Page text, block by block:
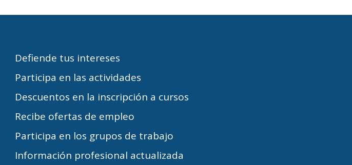
Defiende tus intereses
Participa en las actividades
Descuentos en la inscripción a cursos
Recibe ofertas de empleo
Participa en los grupos de trabajo
Información profesional actualizada